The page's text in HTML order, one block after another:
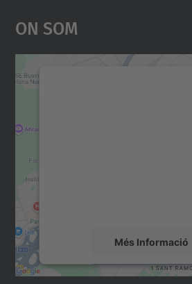
On Som
Més Informació
Accepta